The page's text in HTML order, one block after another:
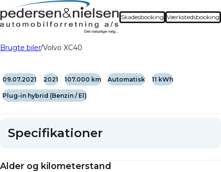
Skadesbooking Værkstedsbooking
Brugte biler Volvo XC40
09.07.2021 2021 107.000 km Automatisk 11 kWh
Plug-in hybrid (Benzin / El)
Specifikationer
Alder og kilometerstand